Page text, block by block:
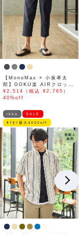
【MonoMax × 小泉孝太
郎】GOKU楽 AIRクロップ
ドパンツ「小泉孝太郎さん着
用モデル」
¥2,514（税込 ¥2,765）
40%off
ikka SALE
ﾓｱｵﾌ最大4000off